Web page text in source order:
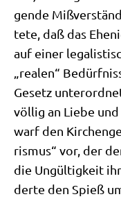
gen­de
te­te, daß das
auf einer
„rea­len“
Gesetz
völ­lig an Lie­be
warf den
ris­mus“ vor, der
die Ungül­tig­keit
der­te den Spieß